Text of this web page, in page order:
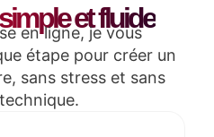
et fluide
en ligne, je vous
étape pour créer un
sans stress et sans